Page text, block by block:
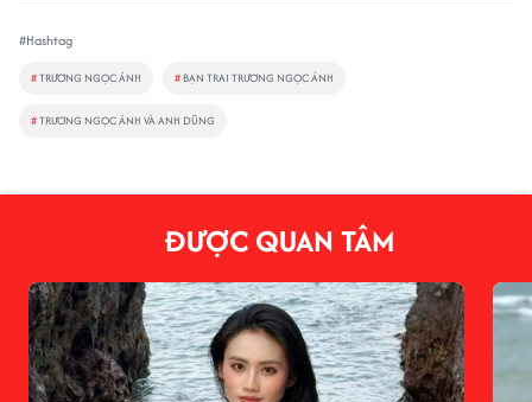
#Hashtag
#TRƯƠNG NGỌC ÁNH # BẠN TRAI TRƯƠNG NGỌC ÁNH
#TRƯƠNG NGỌC ÁNH VÀ ANH DŨNG
ĐƯỢC QUAN TÂM